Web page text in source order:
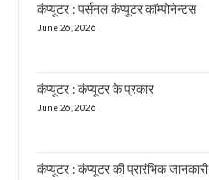
कंप्यूटर : पर्सनल कंप्यूटर कॉम्पोनेन्टस
June 26, 2026
कंप्यूटर : कंप्यूटर के प्रकार
June 26, 2026
कंप्यूटर : कंप्यूटर की प्रारंभिक जानकारी